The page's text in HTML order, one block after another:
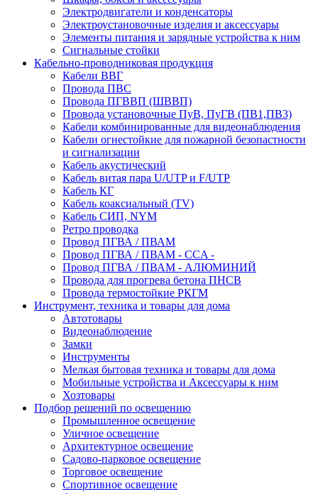
Электродвигатели и конденсаторы
Электроустановочные изделия и аксессуары
Элементы питания и зарядные устройства к ним
Сигнальные стойки
Кабельно-проводниковая продукция
Кабели ВВГ
Провода ПВС
Провода ПГВВП (ШВВП)
Провода установочные ПуВ, ПуГВ (ПВ1,ПВ3)
Кабели комбинированные для видеонаблюдения
Кабели огнестойкие для пожарной безопастности
и сигнализации
Кабель акустический
Кабель витая пара U/UTP и F/UTP
Кабель КГ
Кабель коаксиальный (TV)
Кабель СИП, NYM
Ретро проводка
Провод ПГВА / ПВАМ
Провод ПГВА / ПВАМ - CCA -
Провод ПГВА / ПВАМ - АЛЮМИНИЙ
Провода для прогрева бетона ПНСВ
Провода термостойкие РКГМ
Инструмент, техника и товары для дома
Автотовары
Видеонаблюдение
Замки
Инструменты
Мелкая бытовая техника и товары для дома
Мобильные устройства и Аксессуары к ним
Хозтовары
Подбор решений по освещению
Промышленное освещение
Уличное освещение
Архитектурное освещение
Садово-парковое освещение
Торговое освещение
Спортивное освещение